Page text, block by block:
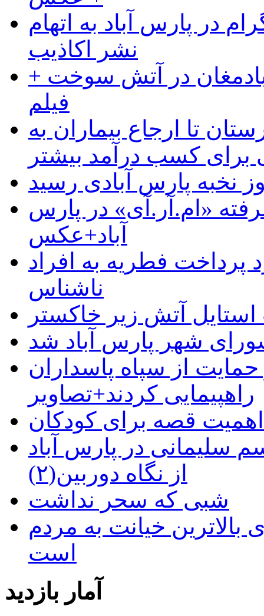
در پارس آباد به اتهام
نشر اکاذیب
در آتش سوخت +
فیلم
تا ارجاع بیماران به
کسب درآمد بیشتر
نخبه پارس آبادی رسید
«ام.آر.آی» در پارس
آباد+عکس
پرداخت فطریه به افراد
ناشناس
آتش زیر خاکستر
شهر پارس آباد شد
از سپاه پاسداران
راهپیمایی کردند+تصاویر
سلیمانی در پارس آباد
از نگاه دوربین(۲)
شبی که سحر نداشت
خیانت به مردم
است
آمار بازدید